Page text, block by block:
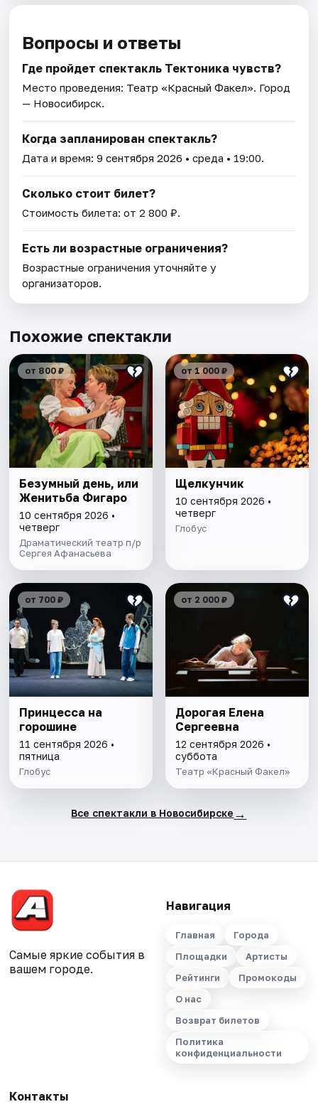
Вопросы и ответы
Где пройдет спектакль Тектоника чувств?
Место проведения: Театр «Красный Факел». Город
— Новосибирск.
Когда запланирован спектакль?
Дата и время:9 сентября 2026 • среда • 19:00.
Сколько стоит билет?
Стоимость билета: от 2 800 ₽.
Есть ли возрастные ограничения?
Возрастные ограничения уточняйте у
организаторов.
Похожие спектакли
от 800 ₽
Безумный день, или
Женитьба Фигаро
10 сентября 2026 •
четверг
Драматический театр п/р
Сергея Афанасьева
от 1 000 ₽
Щелкунчик
10 сентября 2026 •
четверг
Глобус
от 700 ₽
Принцесса на
горошине
11 сентября 2026 •
пятница
Глобус
от 2 000 ₽
Дорогая Елена
Сергеевна
12 сентября 2026 •
суббота
Театр «Красный Факел»
Все спектакли в Новосибирске →
Самые яркие события в
вашем городе.
Навигация
Главная
Города
Площадки
Артисты
Рейтинги
Промокоды
О нас
Возврат билетов
Политика
конфиденциальности
Контакты